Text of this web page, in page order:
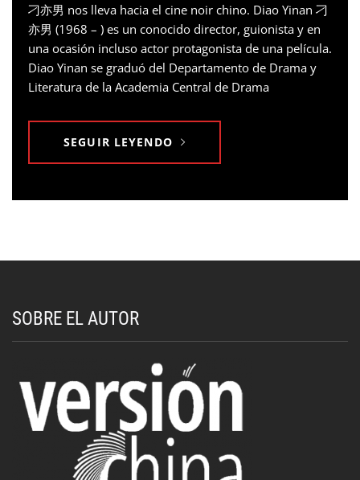
刁亦男 nos lleva hacia el cine noir chino. Diao Yinan 刁
亦男 (1968 – ) es un conocido director, guionista y en
una ocasión incluso actor protagonista de una película.
Diao Yinan se graduó del Departamento de Drama y
Literatura de la Academia Central de Drama
SEGUIR LEYENDO
SOBRE EL AUTOR